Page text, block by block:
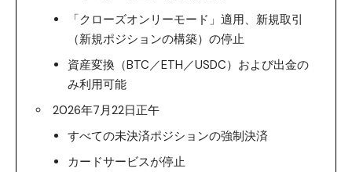
「クローズオンリーモード」適用、新規取引
（新規ポジションの構築）の停止
資産変換（BTC／ETH／USDC）および出金の
み利用可能
2026年7月22日正午
すべての未決済ポジションの強制決済
カードサービスが停止